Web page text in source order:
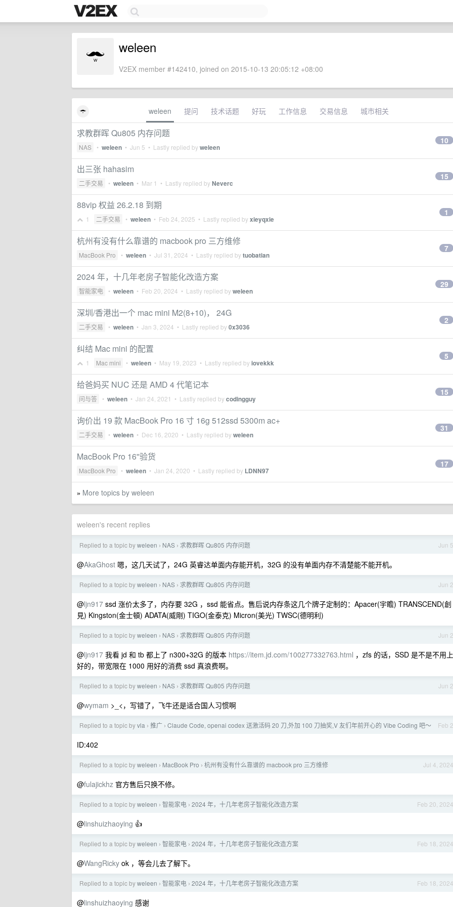
weleen
V2EX member #142410, joined on 2015-10-13 20:05:12 +08:00
weleen 提问 技术话题 好玩 工作信息 交易信息 城市相关
求教群晖 Qu805 内存问题
NAS • weleen • Jun 5 • Lastly replied byweleen
10
出三张 hahasim
二手交易 • weleen • Mar 1 • Lastly replied byNeverc
15
88vip 权益 26.2.18 到期
1 二手交易 • weleen • Feb 24, 2025 • Lastly replied byxieyqxie
1
杭州有没有什么靠谱的 macbook pro 三方维修
MacBook Pro • weleen • Jul 31, 2024 • Lastly replied bytuobatian
7
2024 年，十几年老房子智能化改造方案
智能家电 • weleen • Feb 20, 2024 • Lastly replied byweleen
29
深圳/香港出一个 mac mini M2(8+10)， 24G
二手交易 • weleen • Jan 3, 2024 • Lastly replied by0x3036
2
纠结 Mac mini 的配置
1 Mac mini • weleen • May 19, 2023 • Lastly replied byiovekkk
5
给爸妈买 NUC 还是 AMD 4 代笔记本
问与答 • weleen • Jan 24, 2021 • Lastly replied bycodingguy
15
询价出 19 款 MacBook Pro 16 寸 16g 512ssd 5300m ac+
二手交易 • weleen • Dec 16, 2020 • Lastly replied byweleen
31
MacBook Pro 16''验货
MacBook Pro • weleen • Jan 24, 2020 • Lastly replied by LDNN97
17
» More topics by weleen
weleen's recent replies
Jun 5
Replied to a topic byweleen › NAS › 求教群晖 Qu805 内存问题
@AkaGhost 嗯，这几天试了，24G 英睿达单面内存能开机，32G 的没有单面内存不清楚能不能开机。
Jun 2
Replied to a topic byweleen › NAS › 求教群晖 Qu805 内存问题
@ljn917 ssd 涨价太多了，内存要 32G ，ssd 能省点。售后说内存条这几个牌子定制的：Apacer(宇瞻) TRANSCEND(創
見) Kingston(金士頓) ADATA(威剛) TIGO(金泰克) Micron(美光) TWSC(德明利)
Jun 2
Replied to a topic byweleen › NAS › 求教群晖 Qu805 内存问题
@ljn917 我看 jd 和 tb 都上了 n300+32G 的版本 https://item.jd.com/100277332763.html ，zfs 的话，SSD 是不是不用上
好的，带宽限在 1000 用好的消费 ssd 真浪费啊。
Jun 2
Replied to a topic byweleen › NAS › 求教群晖 Qu805 内存问题
@wymam >_<，写错了，飞牛还是适合国人习惯啊
Feb 2
Replied to a topic byvla › 推广 › Claude Code, openai codex 送激活码 20 刀,外加 100 刀抽奖,V 友们年前开心的 Vibe Coding 吧～
ID:402
Jul 4, 2024
Replied to a topic byweleen › MacBook Pro › 杭州有没有什么靠谱的 macbook pro 三方维修
@fulajickhz 官方售后只换不修。
Feb 20, 2024
Replied to a topic byweleen › 智能家电 › 2024 年，十几年老房子智能化改造方案
@linshuizhaoying 👍
Feb 18, 2024
Replied to a topic byweleen › 智能家电 › 2024 年，十几年老房子智能化改造方案
@WangRicky ok ，等会儿去了解下。
Feb 18, 2024
Replied to a topic byweleen › 智能家电 › 2024 年，十几年老房子智能化改造方案
@linshuizhaoying 感谢